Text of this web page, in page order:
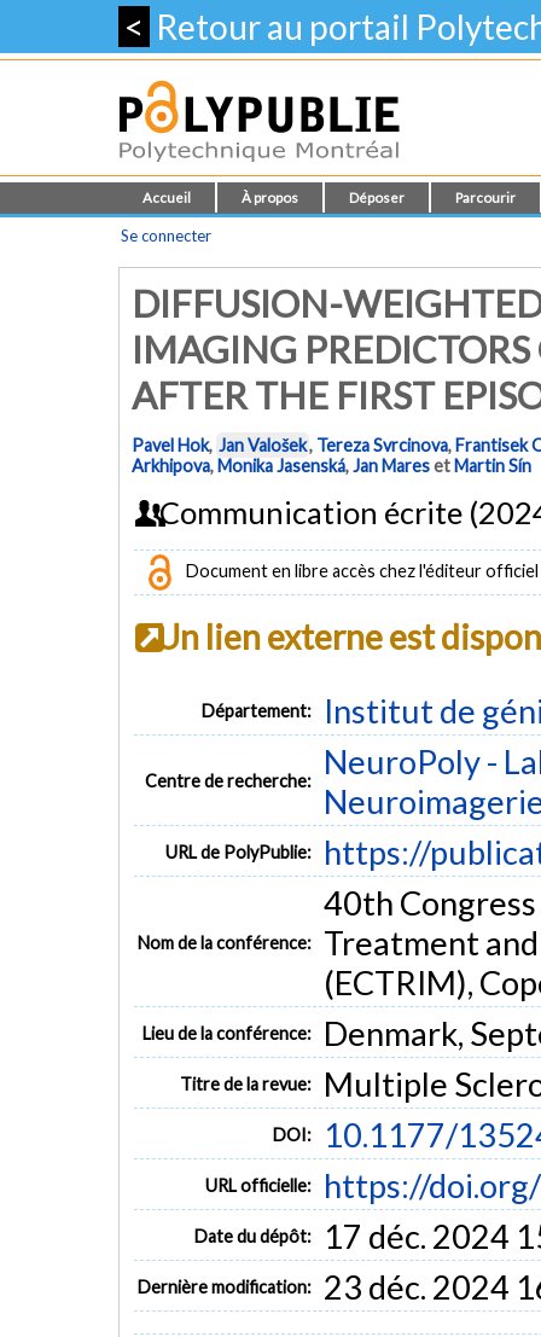
< Retour au portail
Accueil À propos Déposer Parcourir
Se connecter
DIFFUSION-
IMAGING
AFTER THE FIRST
Pavel Hok, Jan Valošek, Tereza Svrcinova,Frantisek
Arkhipova,Monika Jasenská,Jan MaresetMartin Sín
Communication écrite
Document en libre accès chez l'éditeur officiel
Un lien externe est
Département: Institut de
Centre de recherche:
NeuroPoly -
URL de PolyPublie: https://
Nom de la conférence:
40th
Treatment
(ECTRIM),
Lieu de la conférence: Denmark,
Titre de la revue: Multiple
DOI: 10.1177/
URL officielle: https://
Date du dépôt: 17 déc. 2024
Dernière modification: 23 déc. 2024